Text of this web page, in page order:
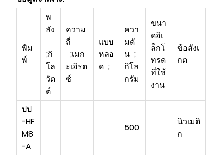
พิม
พ์
พ
ลัง
;กิ
โล
วัต
ต์
ความ
ถี่
;เมก
ะเฮิรต
ซ์
แบบ
หลอ
ด ;
ควา
มดั
น ;
กิโล
กรัม
ขนา
ดอิเ
ล็กโ
ทรด
ที่ใช้
งาน
ข้อสังเ
กต
ปป
-HF
M8
-A
500
นิวเมติ
ก